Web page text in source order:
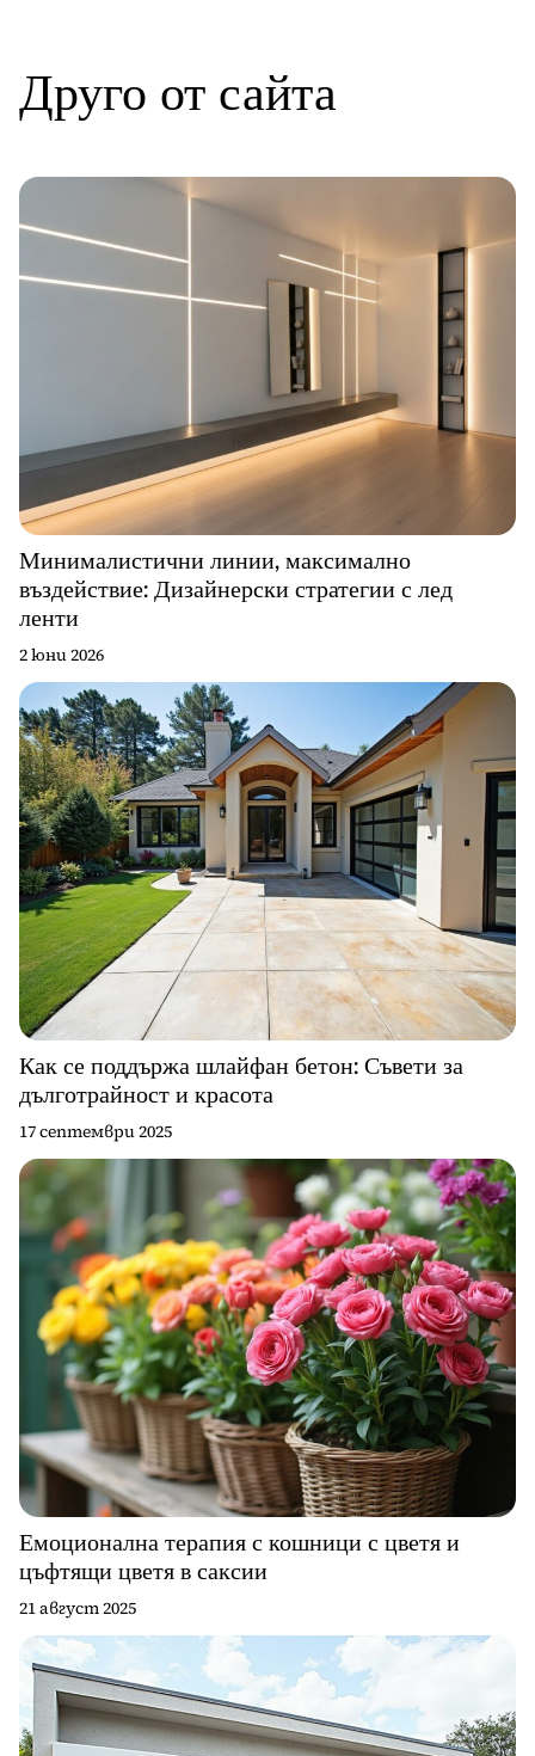
Друго от сайта
Минималистични линии, максимално
въздействие: Дизайнерски стратегии с лед
ленти
2 юни 2026
Как се поддържа шлайфан бетон: Съвети за
дълготрайност и красота
17 септември 2025
Емоционална терапия с кошници с цветя и
цъфтящи цветя в саксии
21 август 2025